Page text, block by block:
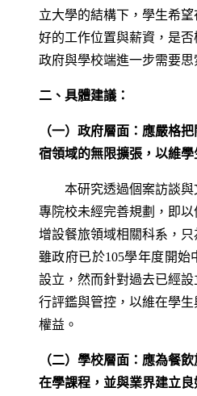
立大學的結構下，學生希
好的工作位置與薪資，是
政府與學校端進一步需要思
二、具體建議：
（一）政府層面：應嚴格
宿領域的無限擴張，以維學
本研究透過個案訪談與
專院校未經完善規劃，即
增設餐旅領域相關科系，只
雖政府已於105學年度開始
設立，然而針對過去已經
行評鑑與管控，以維在學
權益。
（二）學校層面：應為餐
在學課程，並與業界建立